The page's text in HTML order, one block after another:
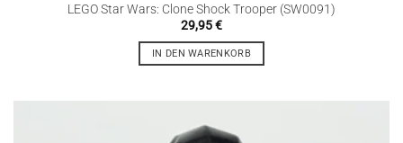
LEGO Star Wars: Clone Shock Trooper (SW0091)
29,95€
IN DEN WARENKORB